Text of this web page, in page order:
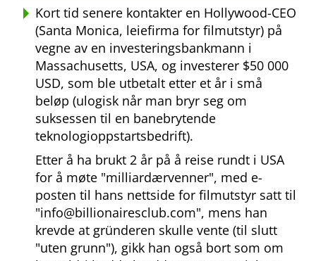
Kort tid senere kontakter en Hollywood-CEO
(Santa Monica, leiefirma for filmutstyr) på
vegne av en investeringsbankmann i
Massachusetts, USA, og investerer $50 000
USD, som ble utbetalt etter et år i små
beløp (ulogisk når man bryr seg om
suksessen til en banebrytende
teknologioppstartsbedrift).
Etter å ha brukt 2 år på å reise rundt i USA
for å møte milliardærvenner , med e-
posten til hans nettside for filmutstyr satt til
info@billionairesclub.com , mens han
krevde at gründeren skulle vente (til slutt
uten grunn ), gikk han også bort som om